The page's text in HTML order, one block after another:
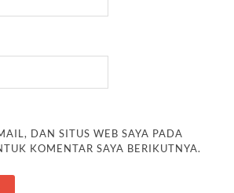
DAN SITUS WEB SAYA PADA
KOMENTAR SAYA BERIKUTNYA.